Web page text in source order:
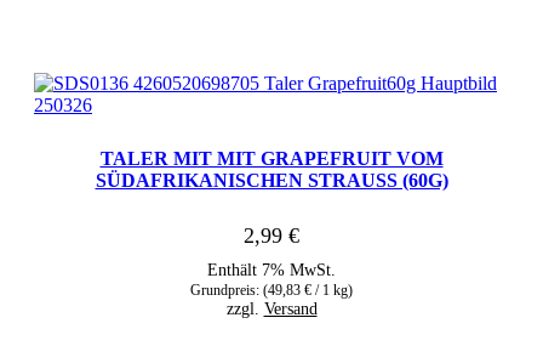
TALER MIT MIT GRAPEFRUIT VOM
SÜDAFRIKANISCHEN STRAUSS (60G)
2,99 €
Enthält 7% MwSt.
Grundpreis: (49,83 € / 1 kg)
zzgl. Versand